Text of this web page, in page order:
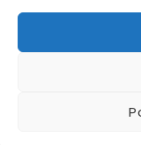
Kontaktirajte
Impressum